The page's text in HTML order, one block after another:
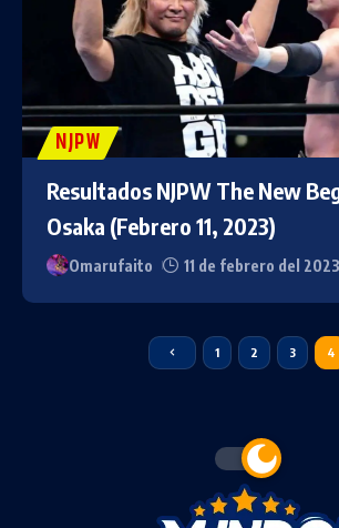
NJPW
Resultados NJPW The New
Osaka (Febrero 11, 2023)
Omarufaito 11 de febrero del 2023
1 2 3 4